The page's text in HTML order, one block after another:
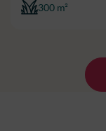
300 m²